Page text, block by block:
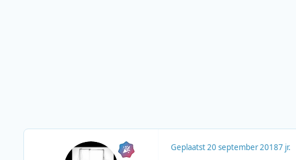
Geplaatst20 september 20187 jr.